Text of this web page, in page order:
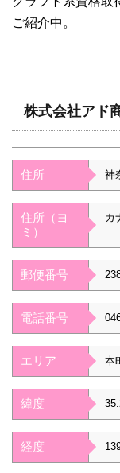
ご紹介中。
株式会社アド
住所 神
住所（ヨ
ミ）
カ
郵便番号
電話番号
エリア 本
緯度
経度